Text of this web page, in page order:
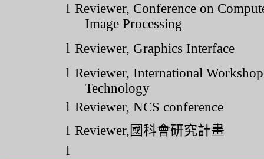
l Reviewer, Conference on
Image Processing
l Reviewer, Graphics Interface
l Reviewer, International
Technology
l Reviewer, NCS conference
l Reviewer, 國科會研究計畫
l